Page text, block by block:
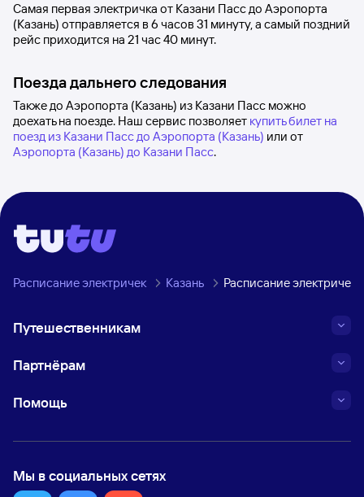
Самая первая электричка от Казани Пассдо Аэропорта
(Казань) отправляется в 6 часов 31 минуту, а самый поздний
рейс приходится на 21 час 40 минут.
Поезда дальнего следования
Также до Аэропорта (Казань) из Казани Пасс можно
доехать на поезде. Наш сервис позволяет купить билет на
поезд из Казани Пасс до Аэропорта (Казань) или от
Аэропорта (Казань) до Казани Пасс.
Расписание электричек Казань Расписание
Путешественникам
Партнёрам
Помощь
Мы в социальных сетях